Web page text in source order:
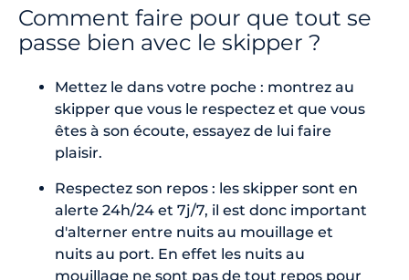
Comment faire pour que tout se
passe bien avec le skipper ?
Mettez le dans votre poche : montrez au
skipper que vous le respectez et que vous
êtes à son écoute, essayez de lui faire
plaisir.
Respectez son repos : les skipper sont en
alerte 24h/24 et 7j/7, il est donc important
d'alterner entre nuits au mouillage et
nuits au port. En effet les nuits au
mouillage ne sont pas de tout repos pour